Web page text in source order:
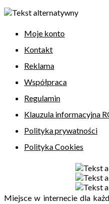
Moje konto
Kontakt
Reklama
Współpraca
Regulamin
Klauzula informacyjna
Polityka prywatności
Polityka Cookies
Miejsce w internecie dla